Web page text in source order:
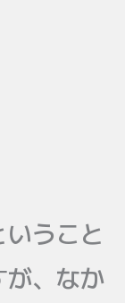
うこと
、なか